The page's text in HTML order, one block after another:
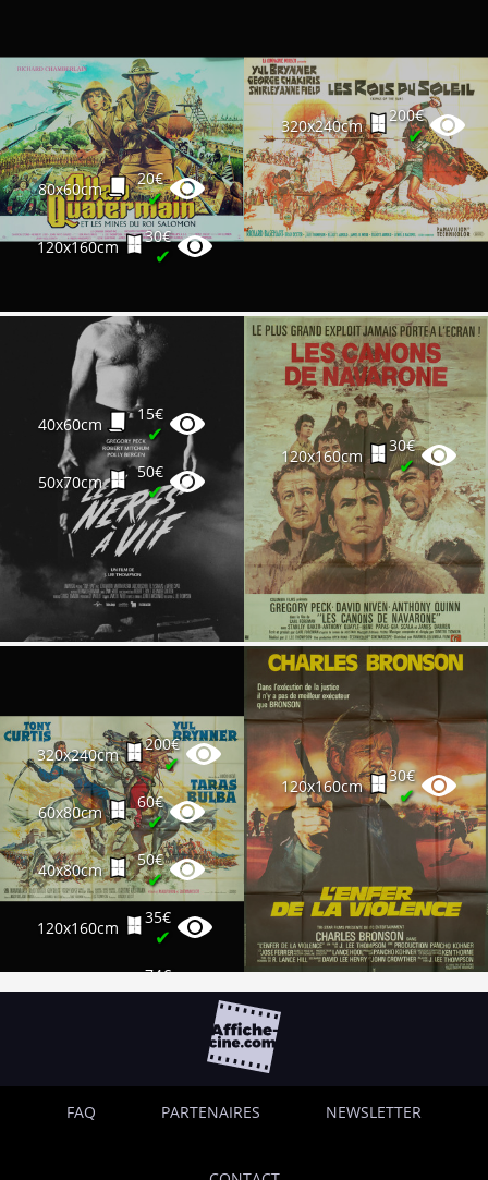
80x60cm
20€
✔
120x160cm
30€
✔
320x240cm
200€
✔
40x60cm
15€
✔
50x70cm
50€
✔
120x160cm
30€
✔
320x240cm
200€
✔
60x80cm
60€
✔
40x80cm
50€
✔
120x160cm
35€
✔
74€
✔
120x160cm
30€
✔
FAQ PARTENAIRES NEWSLETTER